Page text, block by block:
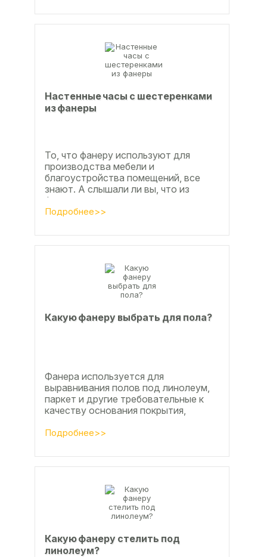
Настенные часы с шестеренками
из фанеры
То, что фанеру используют для
производства мебели и
благоустройства помещений, все
знают. А слышали ли вы, что из
фанеры делают красивые ажурные
часы? Удивительно, но факт.
Подробнее>>
Какую фанеру выбрать для пола?
Фанера используется для
выравнивания полов под линолеум,
паркет и другие требовательные к
качеству основания покрытия,
по деревянным лагам или...
Подробнее>>
Какую фанеру стелить под
линолеум?